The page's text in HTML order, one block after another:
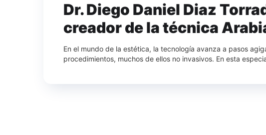
Dr. Diego Daniel Diaz
creador de la técnica
En el mundo de la estética, la tecnología avanza a pasos
procedimientos, muchos de ellos no invasivos. En esta